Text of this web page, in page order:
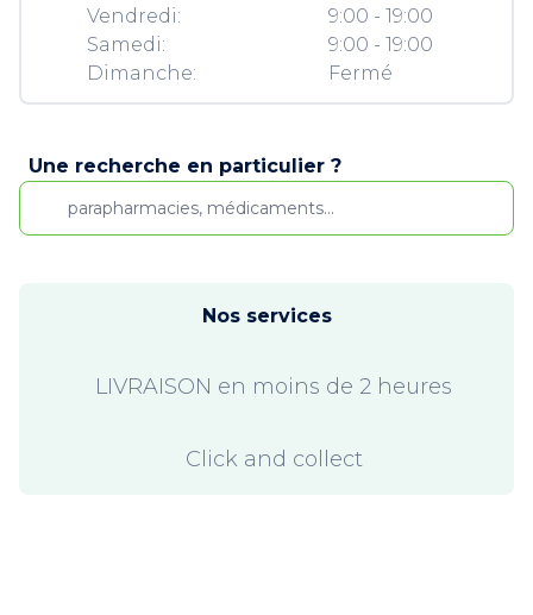
Vendredi:
Samedi:
Dimanche:
9:00 - 19:00
9:00 - 19:00
Fermé
Une recherche en particulier ?
Nos services
LIVRAISON en moins de 2 heures
Click and collect